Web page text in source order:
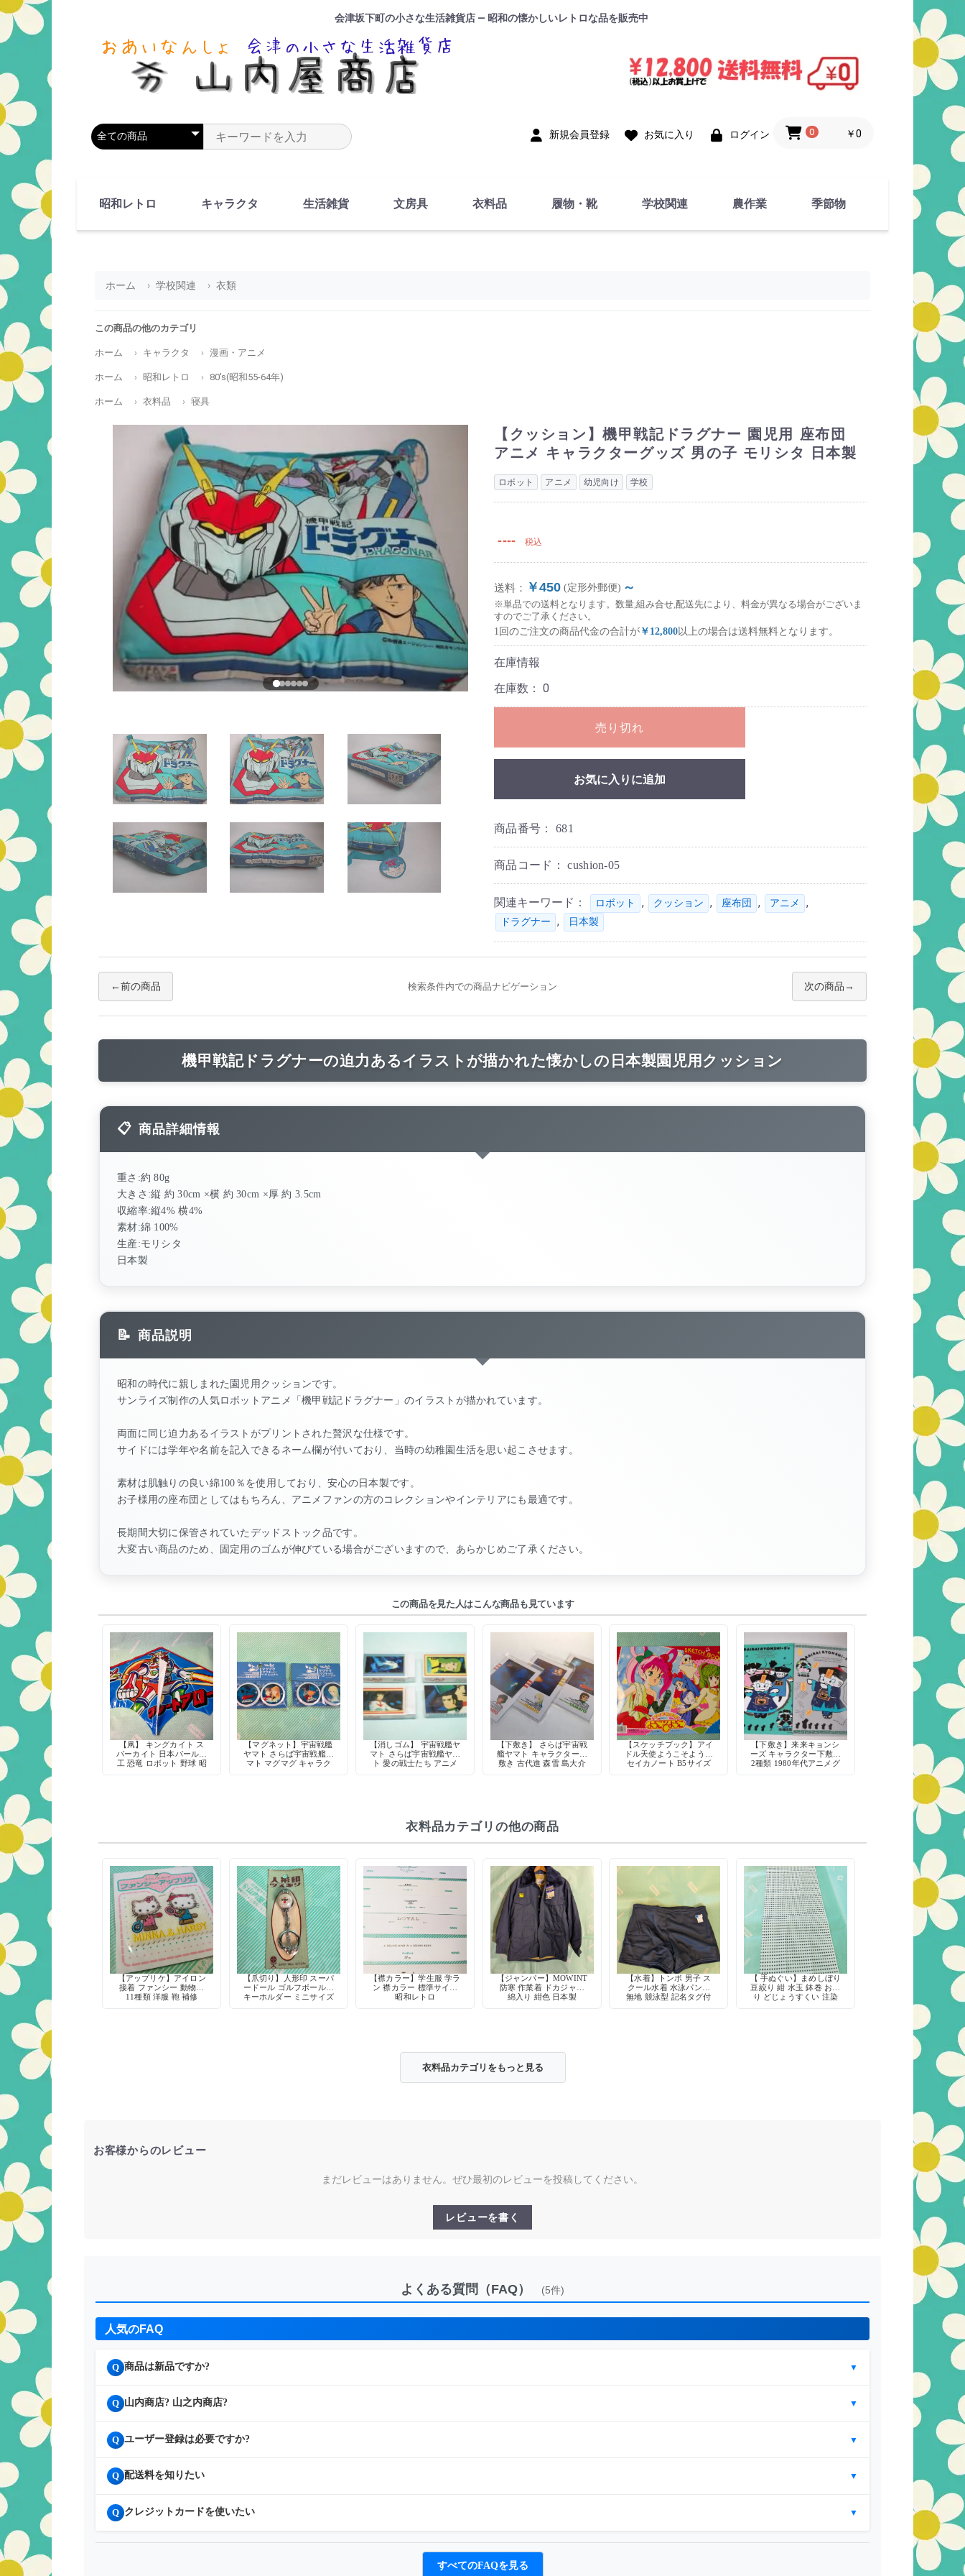
会津坂下町の小さな生活雑貨店 — 昭和の懐かしいレトロな品を販売中
商品カテゴリを選択 商品名やキーワードを入力 新規会員登録 お気に入り ログイン 0 ￥0
昭和レトロ キャラクタ 生活雑貨 文房具 衣料品 履物・靴 学校関連 農作業 季節物
ホーム 学校関連 衣類
この商品の他のカテゴリ
ホーム キャラクタ 漫画・アニメ
ホーム 昭和レトロ 80's(昭和55-64年)
ホーム 衣料品 寝具
【クッション】機甲戦記ドラグナー 園児用 座布団
アニメ キャラクターグッズ 男の子 モリシタ 日本製
ロボット アニメ 幼児向け 学校
---- 税込
送料： ￥450 (定形外郵便) ～
※単品での送料となります。数量,組み合せ,配送先により、料金が異なる場合がございま
すのでご了承ください。
1回のご注文の商品代金の合計が ￥12,800以上の場合は送料無料となります。
在庫情報
在庫数： 0
売り切れ
お気に入りに追加
商品番号： 681
商品コード：cushion-05
関連キーワード： ロボット , クッション , 座布団 , アニメ ,
ドラグナー , 日本製
前の商品 検索条件内での商品ナビゲーション 次の商品
機甲戦記ドラグナーの迫力あるイラストが描かれた懐かしの日本製園児用クッション
商品詳細情報
重さ:約 80g
大きさ:縦 約 30cm ×横 約 30cm ×厚 約 3.5cm
収縮率:縦4% 横4%
素材:綿 100%
生産:モリシタ
日本製
商品説明
昭和の時代に親しまれた園児用クッションです。
サンライズ制作の人気ロボットアニメ「機甲戦記ドラグナー」のイラストが描かれています。
両面に同じ迫力あるイラストがプリントされた贅沢な仕様です。
サイドには学年や名前を記入できるネーム欄が付いており、当時の幼稚園生活を思い起こさせます。
素材は肌触りの良い綿100％を使用しており、安心の日本製です。
お子様用の座布団としてはもちろん、アニメファンの方のコレクションやインテリアにも最適です。
長期間大切に保管されていたデッドストック品です。
大変古い商品のため、固定用のゴムが伸びている場合がございますので、あらかじめご了承ください。
この商品を見た人はこんな商品も見ています
【凧】 キングカイト ス
パーカイト 日本パール加
工 恐竜 ロボット 野球 昭
【マグネット】宇宙戦艦
ヤマト さらば宇宙戦艦ヤ
マト マグマグ キャラク
【消しゴム】 宇宙戦艦ヤ
マト さらば宇宙戦艦ヤマ
ト 愛の戦士たち アニメ
【下敷き】 さらば宇宙戦
艦ヤマト キャラクター下
敷き 古代進 森雪 島大介
【スケッチブック】アイ
ドル天使ようこそようこ
セイカノート B5サイズ
【下敷き】来来キョンシ
ーズ キャラクター下敷き
2種類 1980年代アニメグ
衣料品カテゴリの他の商品
【アップリケ】アイロン
接着 ファンシー 動物柄
11種類 洋服 鞄 補修
【爪切り】人形印 スーパ
ードール ゴルフボール型
キーホルダー ミニサイズ
【襟カラー】学生服 学ラ
ン 襟カラー 標準サイズ
昭和レトロ
【ジャンパー】MOWINT
防寒 作業着 ドカジャン
綿入り 紺色 日本製
【水着】トンボ 男子 ス
クール水着 水泳パンツ
無地 競泳型 記名タグ付
【 手ぬぐい】まめしぼり
豆絞り 紺 水玉 鉢巻 お祭
り どじょうすくい 注染
衣料品カテゴリをもっと見る
お客様からのレビュー
まだレビューはありません。ぜひ最初のレビューを投稿してください。
レビューを書く
よくある質問（FAQ） (5件)
人気のFAQ
Q 商品は新品ですか? ▼
Q 山内商店? 山之内商店? ▼
Q ユーザー登録は必要ですか? ▼
Q 配送料を知りたい ▼
Q クレジットカードを使いたい ▼
すべてのFAQを見る